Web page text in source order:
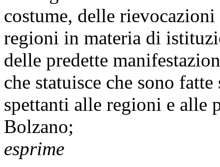
costume, delle
regioni in materia di
delle predette
che statuisce che sono
spettanti alle regioni e alle
Bolzano;
esprime